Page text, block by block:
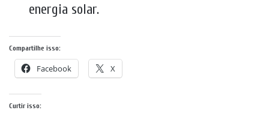
energia solar.
Compartilhe isso:
Facebook X
Curtir isso: